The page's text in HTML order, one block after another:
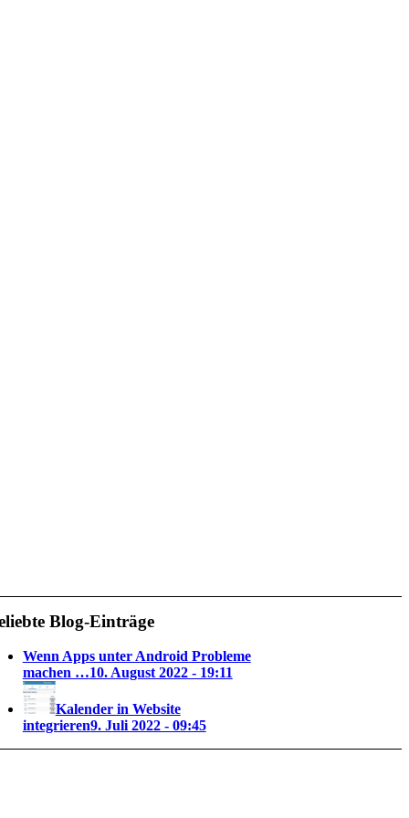
Blog-Einträge
Wenn Apps unter Android Probleme
machen …10. August 2022 - 19:11
Kalender in Website
integrieren9. Juli 2022 - 09:45